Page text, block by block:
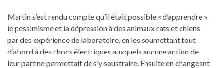
Martin s’est rendu compte qu’il était possible « d’apprendre »
le pessimisme et la dépression à des animaux rats et chiens
par des expérience de laboratoire, en les soumettant tout
d’abord à des chocs électriques auxquels aucune action de
leur part ne permettait de s’y soustraire. Ensuite en changeant